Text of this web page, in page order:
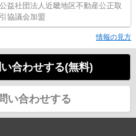
公益社団法人近畿地区不動産公正取
引協議会加盟
情報の見方
合わせする(無料)
い合わせする